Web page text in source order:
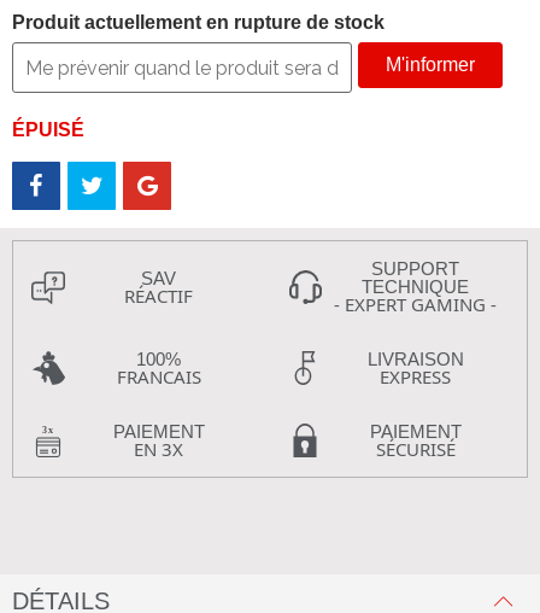
Produit actuellement en rupture de stock
M'informer
ÉPUISÉ
SAV
RÉACTIF
SUPPORT
TECHNIQUE
- EXPERT GAMING -
100%
FRANCAIS
LIVRAISON
EXPRESS
PAIEMENT
EN 3X
PAIEMENT
SÉCURISÉ
DÉTAILS